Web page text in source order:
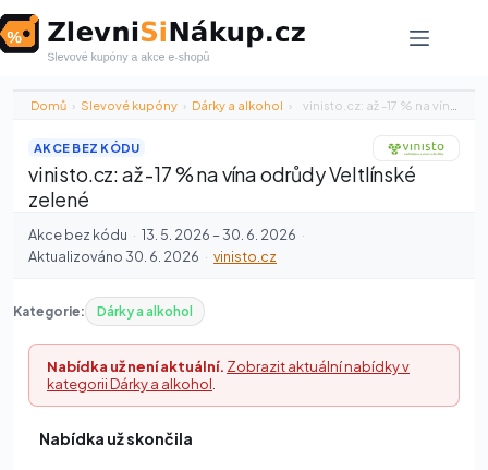
to
content
Domů › Slevové kupóny › Dárky a alkohol › vinisto.cz: až -17 % na vína…
AKCE BEZ KÓDU
vinisto.cz: až -17 % na vína odrůdy Veltlínské
zelené
Akce bez kódu · 13. 5. 2026 – 30. 6. 2026 ·
Aktualizováno 30. 6. 2026 · vinisto.cz
Kategorie: Dárky a alkohol
Nabídka už není aktuální. Zobrazit aktuální nabídky v
kategorii Dárky a alkohol.
Nabídka už skončila